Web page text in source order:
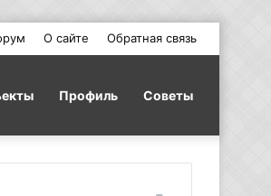
О сайте Обратная связь
Профиль Советы